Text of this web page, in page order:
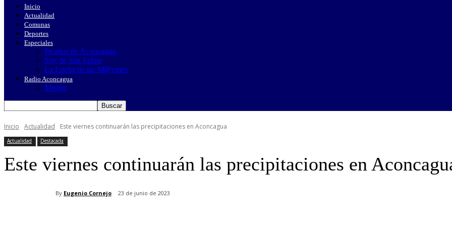
Inicio
Actualidad
Comunas
Deportes
Especiales
Picadas de Aconcagua
Soy de San Felipe
La Lucha de las MiPymes
Radio Aconcagua
Misión
Inicio Actualidad Este viernes continuarán las precipitaciones en Aconcagua
Actualidad Destacada
Este viernes continuarán las precipitaciones en
By Eugenio Cornejo 23 de junio de 2023